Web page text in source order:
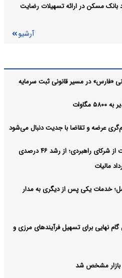
بانک مسکن در ارائه تسهیلات رضایت
آرشیو
عرضه و تقاضا با جدیت دنبال می‌شود
توازن میان انضباط اقتصادی و حمایت از شرکای راهبردی؛ از رشد ۴۶ درصدی
خدمات یکی پس از دیگری به مدار
نهایی برای تسهیل فرآیندهای مرزی و